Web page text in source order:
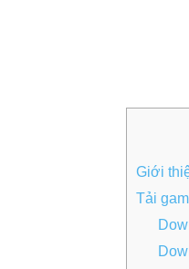
Giới
Tải